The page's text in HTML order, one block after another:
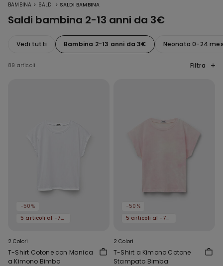
BAMBINA > SALDI > SALDI BAMBINA
Saldi bambina 2-13 anni da 3€
Vedi tutti Bambina 2-13 anni da 3€ Neonata 0-24
89 articoli Filtra
-50%
5 articoli al -70%
2 Colori
T-Shirt Cotone con Manica
a Kimono Bimba
-50%
5 articoli al -70%
2 Colori
T-Shirt a Kimono Cotone
Stampato Bimba